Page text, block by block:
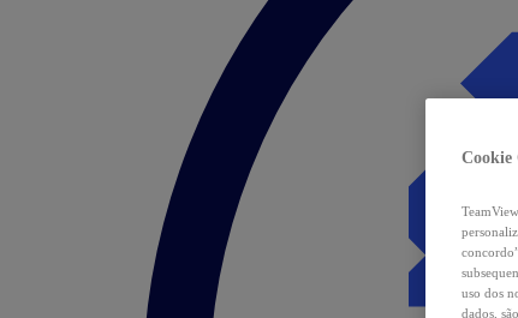
Cookie
uso dos
dados,